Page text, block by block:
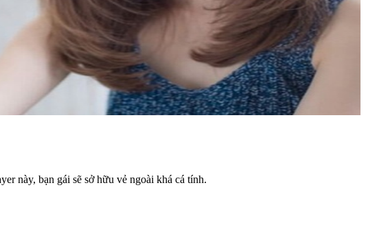
này, bạn gái sẽ sở hữu vẻ ngoài khá cá tính.